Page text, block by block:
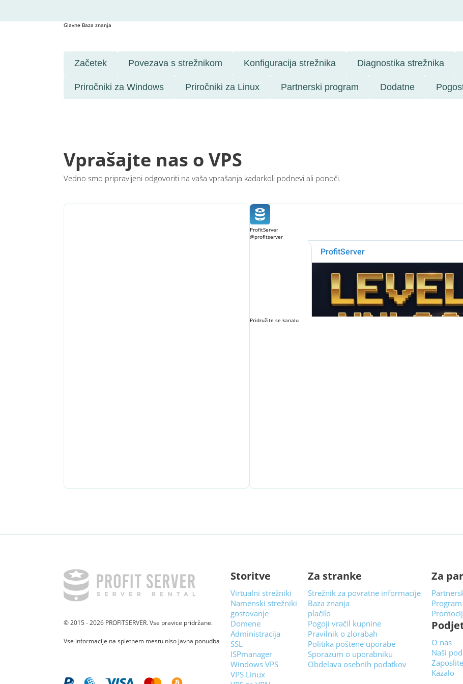
Glavne Baza znanja
Začetek Povezava s strežnikom Konfiguracija strežnika Diagnostika strežnika
Priročniki za Windows Priročniki za Linux Partnerski program Dodatne
Vprašajte nas o VPS
Vedno smo pripravljeni odgovoriti na vaša vprašanja kadarkoli podnevi ali ponoči.
ProfitServer
@profitserver
Pridružite se kanalu
© 2015 - 2026 PROFITSERVER. Vse pravice pridržane.
Vse informacije na spletnem mestu niso javna ponudba
Storitve
Virtualni strežniki
Namenski strežniki
gostovanje
Domene
Administracija
SSL
ISPmanager
Windows VPS
VPS Linux
Za stranke
Strežnik za povratne informacije
Baza znanja
plačilo
Pogoji vračil kupnine
Pravilnik o zlorabah
Politika poštene uporabe
Sporazum o uporabniku
Obdelava osebnih podatkov
Za
O nas
Naši
Kazalo